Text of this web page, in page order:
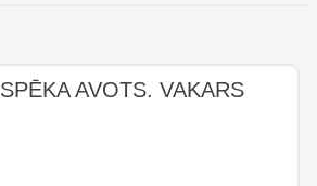
SPĒKA AVOTS. VAKARS